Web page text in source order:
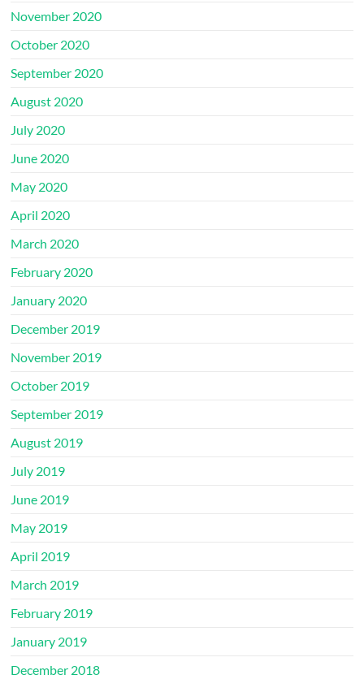
November 2020
October 2020
September 2020
August 2020
July 2020
June 2020
May 2020
April 2020
March 2020
February 2020
January 2020
December 2019
November 2019
October 2019
September 2019
August 2019
July 2019
June 2019
May 2019
April 2019
March 2019
February 2019
January 2019
December 2018